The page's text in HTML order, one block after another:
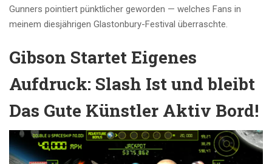
Gunners pointiert pünktlicher geworden — welches Fans in
meinem diesjährigen Glastonbury-Festival überraschte.
Gibson Startet Eigenes
Aufdruck: Slash Ist und bleibt
Das Gute Künstler Aktiv Bord!